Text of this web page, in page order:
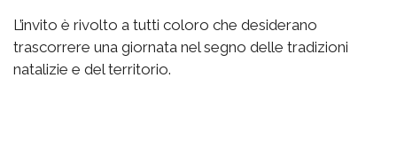
L’invito è rivolto a tutti coloro che desiderano
trascorrere una giornata nel segno delle tradizioni
natalizie e del territorio.